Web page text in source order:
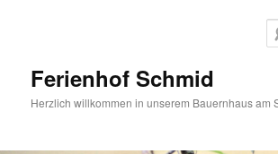
Ferienhof Schmid
Herzlich willkommen in unserem Bauernhaus am